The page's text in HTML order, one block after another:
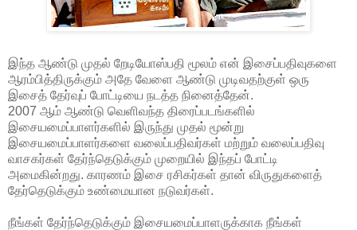
இந்த ஆண்டு முதல் றேடியோஸ்பதி மூலம் என் இசைப்பதிவுகளை
ஆரம்பித்திருக்கும் அதே வேளை ஆண்டு முடிவதற்குள் ஒரு
இசைத் தேர்வுப் போட்டியை நடத்த நினைத்தேன்.
2007 ஆம் ஆண்டு வெளிவந்த திரைப்படங்களில்
இசையமைப்பாளர்களில் இருந்து முதல் மூன்று
இசையமைப்பாளர்களை வலைப்பதிவர்கள் மற்றும் வலைப்பதிவு
வாசகர்கள் தேர்ந்தெடுக்கும் முறையில் இந்தப் போட்டி
அமைகின்றது. காரணம் இசை ரசிகர்கள் தான் விருதுகளைத்
தேர்தெடுக்கும் உண்மையான நடுவர்கள்.
நீங்கள் தேர்ந்தெடுக்கும் இசையமைப்பாளருக்காக நீங்கள்